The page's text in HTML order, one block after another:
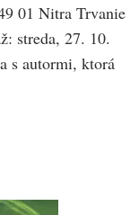
01 Nitra Trvanie
streda, 27. 10.
s autormi, ktorá